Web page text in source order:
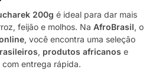
200g é ideal para dar mais
feijão e molhos. Na AfroBrasil, o
, você encontra uma seleção
, produtos africanos e
com entrega rápida.